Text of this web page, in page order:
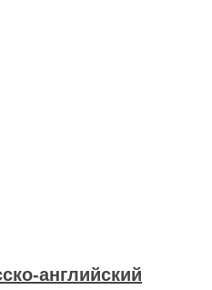
английский